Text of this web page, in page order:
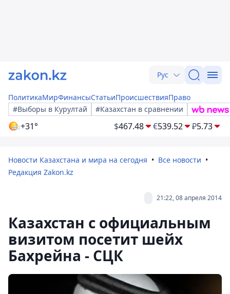
Рус
ПолитикаМирФинансыСтатьиПроисшествияПраво
#Выборы в Курултай
#Казахстан в сравнении
+31° $467.48 €539.52 ₽5.73
Новости Казахстана и мира на сегодня
Все новости
Редакция Zakon.kz
21:22, 08 апреля 2014
Казахстан с официальным
визитом посетит шейх
Бахрейна - СЦК